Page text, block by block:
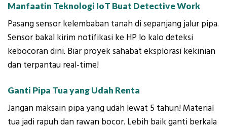
Manfaatin Teknologi IoT Buat Detective Work
Pasang sensor kelembaban tanah di sepanjang jalur pipa.
Sensor bakal kirim notifikasi ke HP lo kalo deteksi
kebocoran dini. Biar proyek sahabat eksplorasi kekinian
dan terpantau real-time!
Ganti Pipa Tua yang Udah Renta
Jangan maksain pipa yang udah lewat 5 tahun! Material
tua jadi rapuh dan rawan bocor. Lebih baik ganti berkala